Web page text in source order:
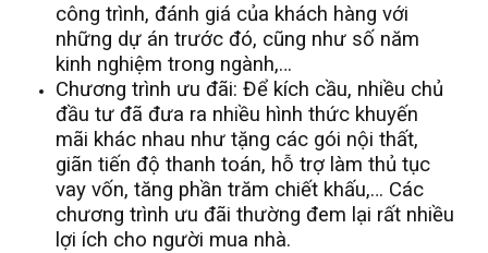
công trình, đánh giá của khách hàng với
những dự án trước đó, cũng như số năm
kinh nghiệm trong ngành,…
Chương trình ưu đãi: Để kích cầu, nhiều chủ
đầu tư đã đưa ra nhiều hình thức khuyến
mãi khác nhau như tặng các gói nội thất,
giãn tiến độ thanh toán, hỗ trợ làm thủ tục
vay vốn, tăng phần trăm chiết khấu,… Các
chương trình ưu đãi thường đem lại rất nhiều
lợi ích cho người mua nhà.